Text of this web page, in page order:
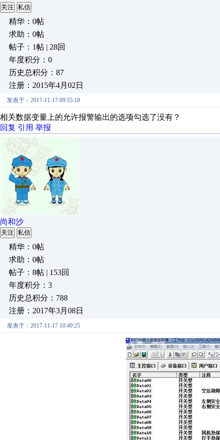
关注 私信
精华：0帖
求助：0帖
帖子：1帖 | 28回
年度积分：0
历史总积分：87
注册：2015年4月02日
发表于：2017-11-17 09:55:18
相关数据变量上的允许报警输出的选项勾选了没有？
回复 引用 举报
尚和沙
关注 私信
精华：0帖
求助：0帖
帖子：8帖 | 153回
年度积分：3
历史总积分：788
注册：2017年3月08日
发表于：2017-11-17 10:49:25